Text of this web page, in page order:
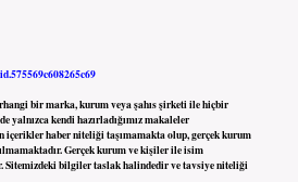
bir marka, kurum veya şahıs şirketi ile hiçbir
yalnızca kendi hazırladığımız makaleler
içerikler haber niteliği taşımamakta olup, gerçek kurum
Gerçek kurum ve kişiler ile isim
Sitemizdeki bilgiler taslak halindedir ve tavsiye niteliği